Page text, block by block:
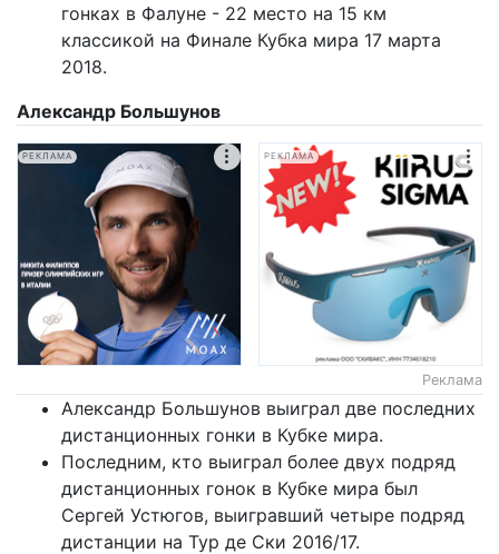
гонках в Фалуне - 22 место на 15 км
классикой на Финале Кубка мира 17 марта
2018.
Александр Большунов
РЕКЛАМА РЕКЛАМА
Реклама
Александр Большунов выиграл две последних
дистанционных гонки в Кубке мира.
Последним, кто выиграл более двух подряд
дистанционных гонок в Кубке мира был
Сергей Устюгов, выигравший четыре подряд
дистанции на Тур де Ски 2016/17.